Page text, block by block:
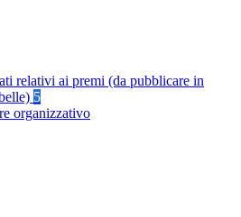
relativi ai premi (da pubblicare in
5
organizzativo